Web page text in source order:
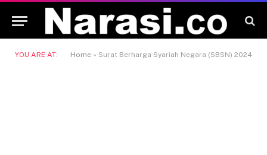
YOU ARE AT: Home » Surat Berharga Syariah Negara (SBSN) 2024